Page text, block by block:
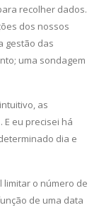
recolher dados.
dos nossos
gestão das
uma sondagem
as
eu precisei há
dia e
limitar o número de
de uma data